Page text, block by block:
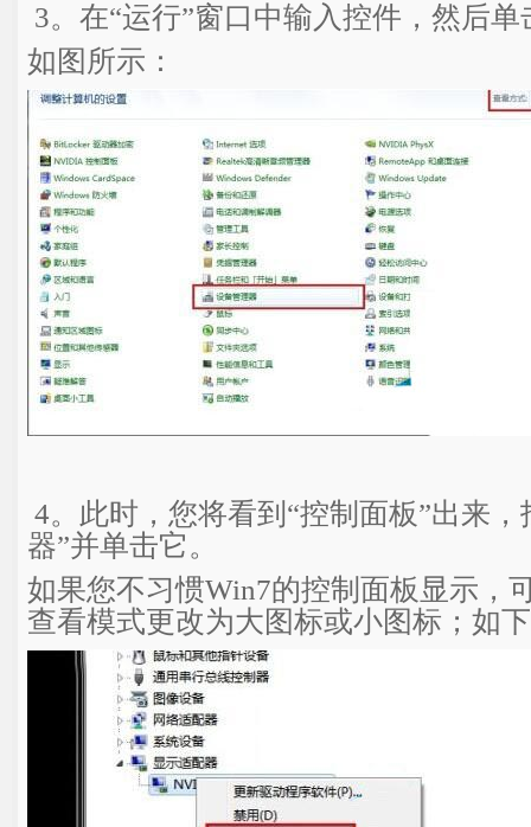
3。在“运行”窗口中输入控件，然后
如图所示：
4。此时，您将看到“控制面板”出来，
器”并单击它。
如果您不习惯Win7的控制面板显示，
查看模式更改为大图标或小图标；如